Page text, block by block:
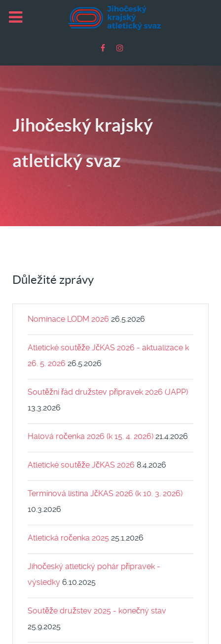
Jihočeský krajský
atletický svaz
Důležité zprávy
Nominace LODM 2026 26.5.2026
Atletické soutěže JčKAS 2026 - aktualizace k
26. 5. 2026 26.5.2026
Soutěžní řád družstev přípravek 2026 (JAPP)
13.3.2026
Halová ročenka 2026 (k 15. 4. 2026) 21.4.2026
Atletické soutěže JčKAS 2026 8.4.2026
Termínová listina JčKAS 2026 (k 10. 3. 2026)
10.3.2026
Atletická ročenka 2025 25.1.2026
Jihočeský atletický pohár přípravek -
výsledky 6.10.2025
Soutěže družstev 2025 - konečný stav
25.9.2025